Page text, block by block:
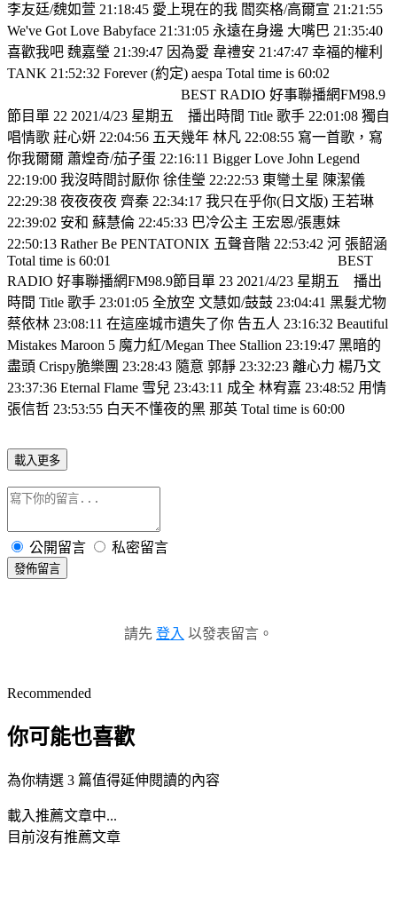
李友廷/魏如萱 21:18:45 愛上現在的我 閻奕格/高爾宣 21:21:55
We've Got Love Babyface 21:31:05 永遠在身邊 大嘴巴 21:35:40
喜歡我吧 魏嘉瑩 21:39:47 因為愛 韋禮安 21:47:47 幸福的權利
TANK 21:52:32 Forever (約定) aespa Total time is 60:02
BEST RADIO 好事聯播網FM98.9
節目單 22 2021/4/23 星期五
播出時間 Title 歌手 22:01:08 獨自
唱情歌 莊心妍 22:04:56 五天幾年 林凡 22:08:55 寫一首歌，寫
你我爾爾 蕭煌奇/茄子蛋 22:16:11 Bigger Love John Legend
22:19:00 我沒時間討厭你 徐佳瑩 22:22:53 東彎土星 陳潔儀
22:29:38 夜夜夜夜 齊秦 22:34:17 我只在乎你(日文版) 王若琳
22:39:02 安和 蘇慧倫 22:45:33 巴冷公主 王宏恩/張惠妹
22:50:13 Rather Be PENTATONIX 五聲音階 22:53:42 河 張韶涵
Total time is 60:01
BEST
RADIO 好事聯播網FM98.9節目單 23 2021/4/23 星期五
播出
時間 Title 歌手 23:01:05 全放空 文慧如/鼓鼓 23:04:41 黑髮尤物
蔡依林 23:08:11 在這座城市遺失了你 告五人 23:16:32 Beautiful
Mistakes Maroon 5 魔力紅/Megan Thee Stallion 23:19:47 黑暗的
盡頭 Crispy脆樂團 23:28:43 隨意 郭靜 23:32:23 離心力 楊乃文
23:37:36 Eternal Flame 雪兒 23:43:11 成全 林宥嘉 23:48:52 用情
張信哲 23:53:55 白天不懂夜的黑 那英 Total time is 60:00
載入更多
公開留言 私密留言
發佈留言
請先 登入 以發表留言。
Recommended
你可能也喜歡
為你精選 3 篇值得延伸閱讀的內容
載入推薦文章中...
目前沒有推薦文章